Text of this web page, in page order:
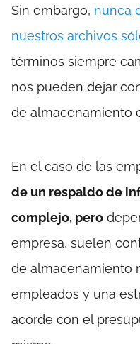
Sin embargo, nunca
nuestros archivos
términos siempre
nos pueden dejar
de almacenamiento
En el caso de las
de un respaldo de
complejo, pero
empresa, suelen
de almacenamiento
empleados y una
acorde con el